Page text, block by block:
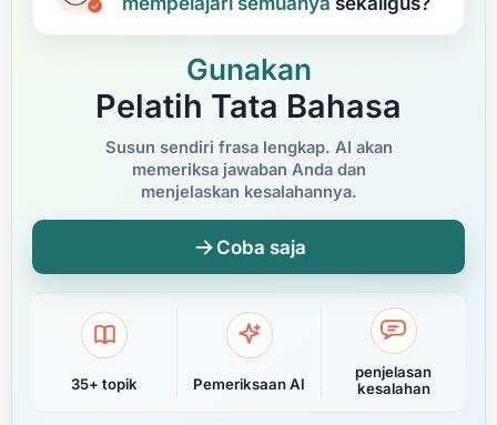
Gunakan
Pelatih Tata Bahasa
Susun sendiri frasa lengkap. AI akan
memeriksa jawaban Anda dan
menjelaskan kesalahannya.
Coba saja
35+ topik Pemeriksaan AI
penjelasan
kesalahan